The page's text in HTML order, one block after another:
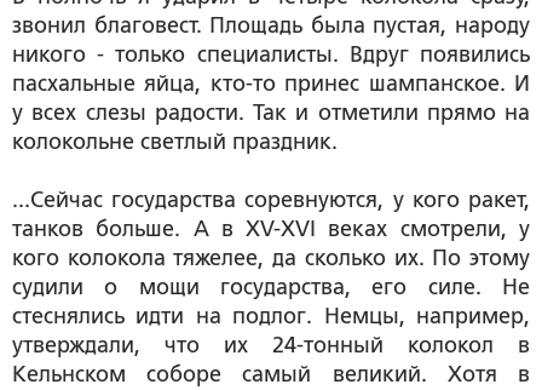
звонил благовест. Площадь была пустая, народу
никого - только специалисты. Вдруг появились
пасхальные яйца, кто-то принес шампанское. И
у всех слезы радости. Так и отметили прямо на
колокольне светлый праздник.
...Сейчас государства соревнуются, у кого ракет,
танков больше. А в XV-XVI веках смотрели, у
кого колокола тяжелее, да сколько их. По этому
судили о мощи государства, его силе. Не
стеснялись идти на подлог. Немцы, например,
утверждали, что их 24-тонный колокол в
Кельнском соборе самый великий. Хотя в